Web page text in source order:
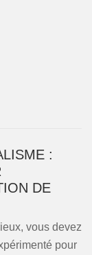
:
DE
vous devez
pour